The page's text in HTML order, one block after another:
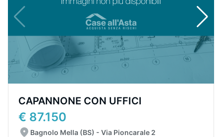
CAPANNONE CON UFFICI
€ 87.150
Bagnolo Mella (BS) - Via Pioncarale 2